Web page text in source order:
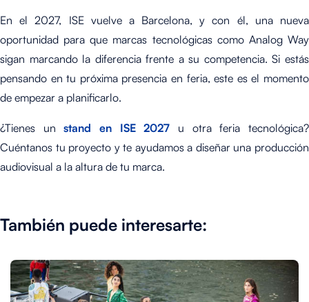
En el 2027, ISE vuelve a Barcelona, y con él, una nueva
oportunidad para que marcas tecnológicas como Analog Way
sigan marcando la diferencia frente a su competencia. Si estás
pensando en tu próxima presencia en feria, este es el momento
de empezar a planificarlo.
¿Tienes unstand en ISE 2027 u otra feria tecnológica?
Cuéntanos tu proyecto y te ayudamos a diseñar una producción
audiovisual a la altura de tu marca.
También puede interesarte: